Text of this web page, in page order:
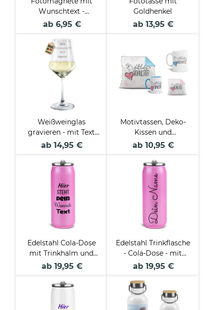
Wunschtext -
verschiedene
ab 6,95 €
Goldhenkel
ab 13,95 €
Weißweinglas
gravieren - mit Text
selbst gestalten
ab 14,95 €
Motivtassen, Deko-
Kissen und
Geschenke-Sets für
ab 10,95 €
Edelstahl Cola-Dose
mit Trinkhalm und
Wunschtext - 4
ab 19,95 €
Edelstahl Trinkflasche
- Cola-Dose - mit
Name gestalten -
420 ml
ab 19,95 €